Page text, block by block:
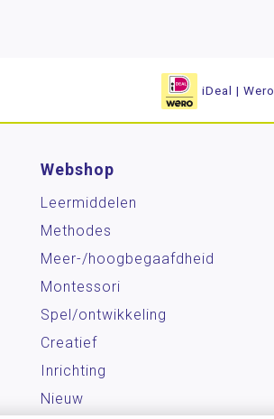
iDeal | Wero
Webshop
Leermiddelen
Methodes
Meer-/hoog­begaafdheid
Montessori
Spel/ontwikkeling
Creatief
Inrichting
Nieuw